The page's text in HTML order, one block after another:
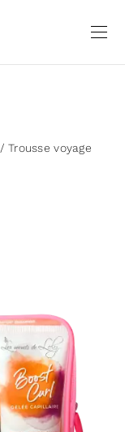
/ Trousse voyage